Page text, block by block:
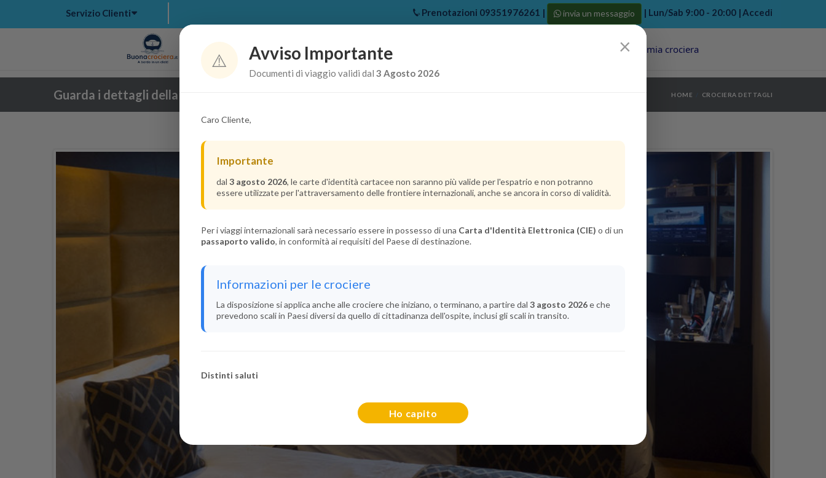
>
>
Servizio Clienti Prenotazioni 09351976261 | invia un messaggio | Lun/Sab 9:00 - 20:00 |Accedi
Home Chi Siamo Offerte Crociere Last Minute La mia crociera
Guarda i dettagli della crociera HOME CROCIERA DETTAGLI
×
⚠️ Avviso Importante
Documenti di viaggio validi dal 3 Agosto 2026
Caro Cliente,
Importante
dal 3 agosto 2026, le carte d'identità cartacee non saranno più valide per l'espatrio e non potranno
essere utilizzate per l'attraversamento delle frontiere internazionali, anche se ancora in corso di validità.
Per i viaggi internazionali sarà necessario essere in possesso di una Carta d'Identità Elettronica (CIE) o di un
passaporto valido, in conformità ai requisiti del Paese di destinazione.
Informazioni per le crociere
La disposizione si applica anche alle crociere che iniziano, o terminano, a partire dal 3 agosto 2026e che
prevedono scali in Paesi diversi da quello di cittadinanza dell'ospite, inclusi gli scali in transito.
Distinti saluti
Ho capito